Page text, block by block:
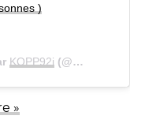
)
KOPP92i (@boobaofficial) le
»